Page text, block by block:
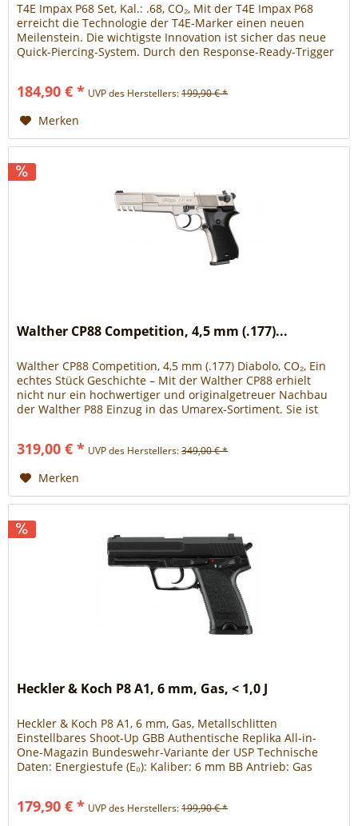
T4E Impax P68 Set, Kal.: .68, CO₂, Mit der T4E Impax P68
erreicht die Technologie der T4E-Marker einen neuen
Meilenstein. Die wichtigste Innovation ist sicher das neue
Quick-Piercing-System. Durch den Response-Ready-Trigger
184,90 € * UVP des Herstellers:199,90 € *
Merken
Walther CP88 Competition, 4,5 mm (.177)...
Walther CP88 Competition, 4,5 mm (.177) Diabolo, CO₂, Ein
echtes Stück Geschichte – Mit der Walther CP88 erhielt
nicht nur ein hochwertiger und originalgetreuer Nachbau
der Walther P88 Einzug in das Umarex-Sortiment. Sie ist
319,00 € * UVP des Herstellers:349,00 € *
Merken
Heckler & Koch P8 A1, 6 mm, Gas, < 1,0 J
Heckler & Koch P8 A1, 6 mm, Gas, Metallschlitten
Einstellbares Shoot-Up GBB Authentische Replika All-in-
One-Magazin Bundeswehr-Variante der USP Technische
Daten: Energiestufe (E₀): Kaliber: 6 mm BB Antrieb: Gas
179,90 € * UVP des Herstellers:199,90 € *